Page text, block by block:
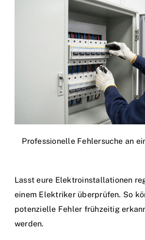
Professionelle Fehlersuche an
Lasst eure Elektroinstallationen
einem Elektriker überprüfen. So
potenzielle Fehler frühzeitig
werden.